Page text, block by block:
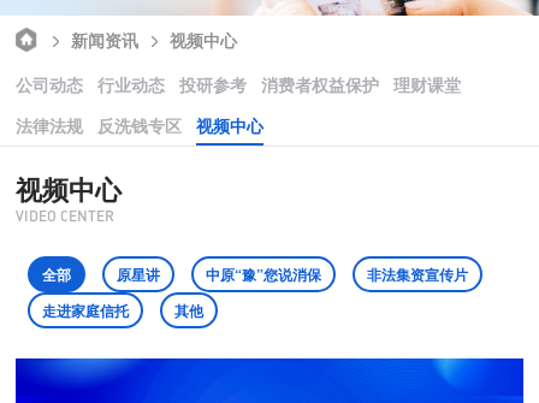
新闻资讯
视频中心
公司动态
行业动态 投研参考 消费者权益保护
理财课堂
法律法规
反洗钱专区 视频中心
视频中心
VIDEO CENTER
全部 原星讲 中原“豫”您说消保
非法集资宣传片
走进家庭信托
其他